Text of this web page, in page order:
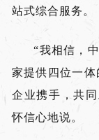
站式综合服务。
“我相信，中
家提供四位一
企业携手，共
怀信心地说。